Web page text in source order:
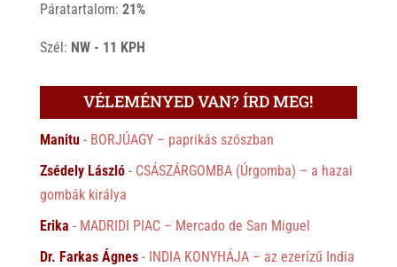
Páratartalom: 21%
Szél: NW - 11 KPH
VÉLEMÉNYED VAN? ÍRD MEG!
Manitu- BORJÚAGY – paprikás szószban
Zsédely László- CSÁSZÁRGOMBA (Úrgomba) – a hazai
gombák királya
Erika - MADRIDI PIAC – Mercado de San Miguel
Dr. Farkas Ágnes- INDIA KONYHÁJA – az ezerízű India